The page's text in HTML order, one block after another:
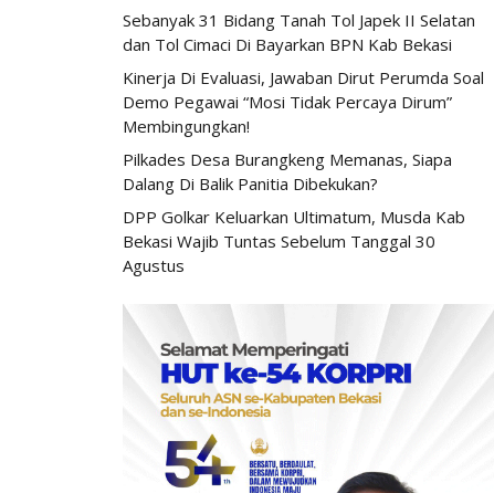
Sebanyak 31 Bidang Tanah Tol Japek II Selatan
dan Tol Cimaci Di Bayarkan BPN Kab Bekasi
Kinerja Di Evaluasi, Jawaban Dirut Perumda Soal
Demo Pegawai “Mosi Tidak Percaya Dirum”
Membingungkan!
Pilkades Desa Burangkeng Memanas, Siapa
Dalang Di Balik Panitia Dibekukan?
DPP Golkar Keluarkan Ultimatum, Musda Kab
Bekasi Wajib Tuntas Sebelum Tanggal 30
Agustus